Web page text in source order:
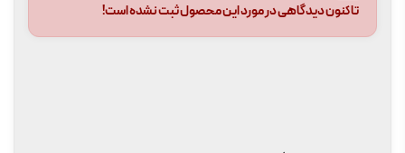
تاکنون دیدگاهی در مورد این محصول ثبت نشده است!